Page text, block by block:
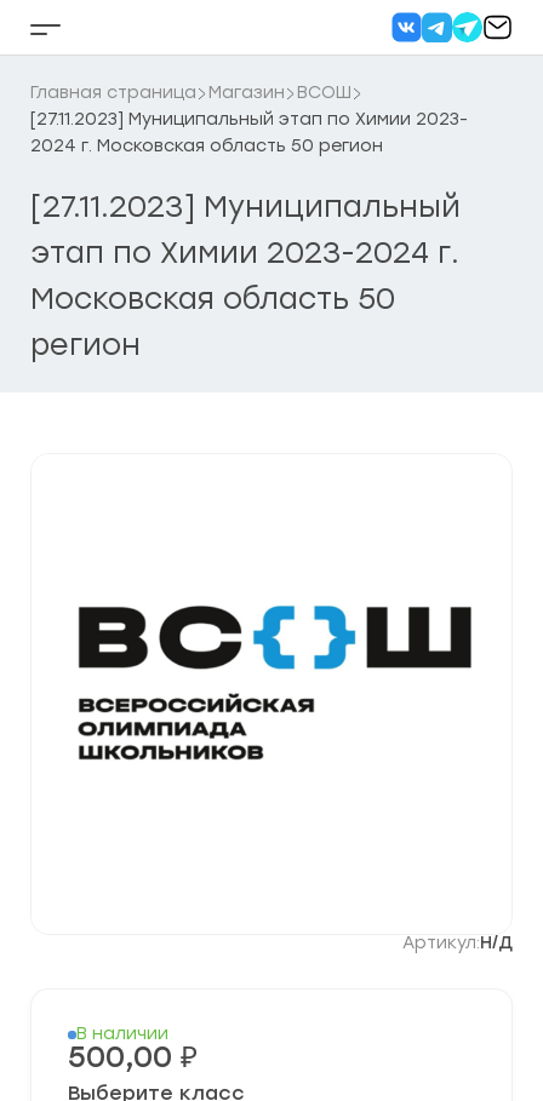
Кнопка
бокового
меню
Главная страница Магазин
ВСОШ
[27.11.2023] Муниципальный этап по Химии 2023-
2024 г. Московская область 50 регион
[27.11.2023] Муниципальный
этап по Химии 2023-2024 г.
Московская область 50
регион
Артикул:Н/Д
В наличии
500,00 ₽
Выберите класс